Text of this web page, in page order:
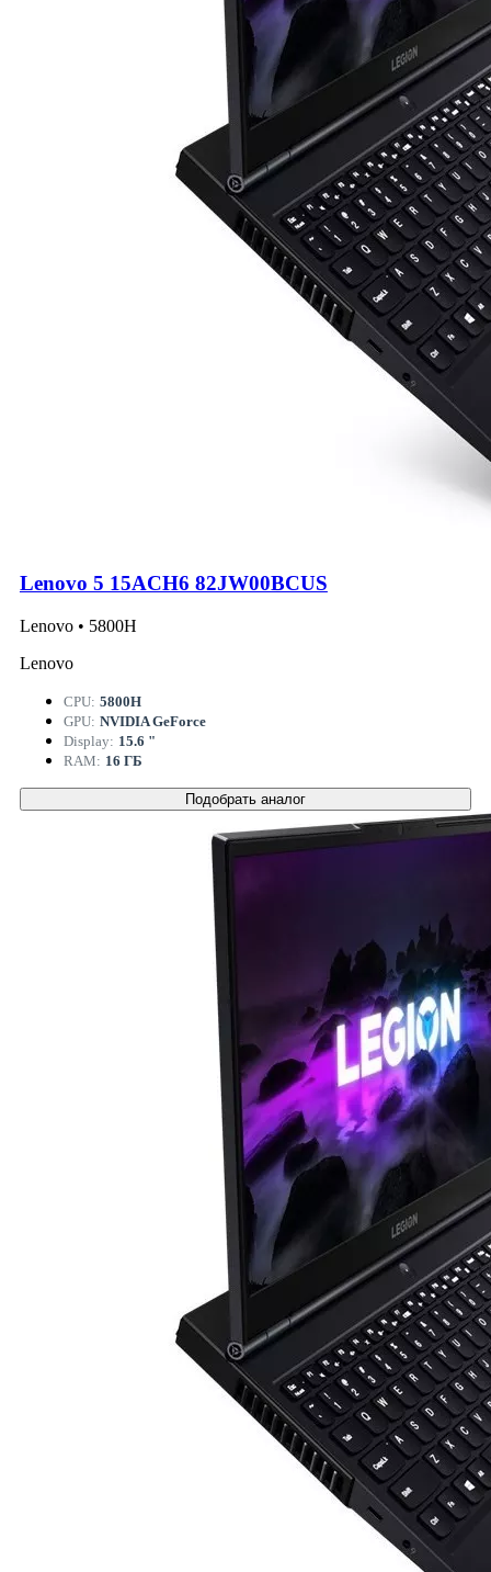
Lenovo 5 15ACH6 82JW00BCUS
Lenovo • 5800H
Lenovo
CPU: 5800H
GPU: NVIDIA GeForce
Display: 15.6 "
RAM: 16 ГБ
Подобрать аналог